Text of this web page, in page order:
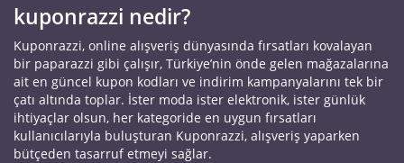
kuponrazzi nedir?
Kuponrazzi, online alışveriş dünyasında fırsatları kovalayan
bir paparazzi gibi çalışır, Türkiye’nin önde gelen mağazalarına
ait en güncel kupon kodları ve indirim kampanyalarını tek bir
çatı altında toplar. İster moda ister elektronik, ister günlük
ihtiyaçlar olsun, her kategoride en uygun fırsatları
kullanıcılarıyla buluşturan Kuponrazzi, alışveriş yaparken
bütçeden tasarruf etmeyi sağlar.